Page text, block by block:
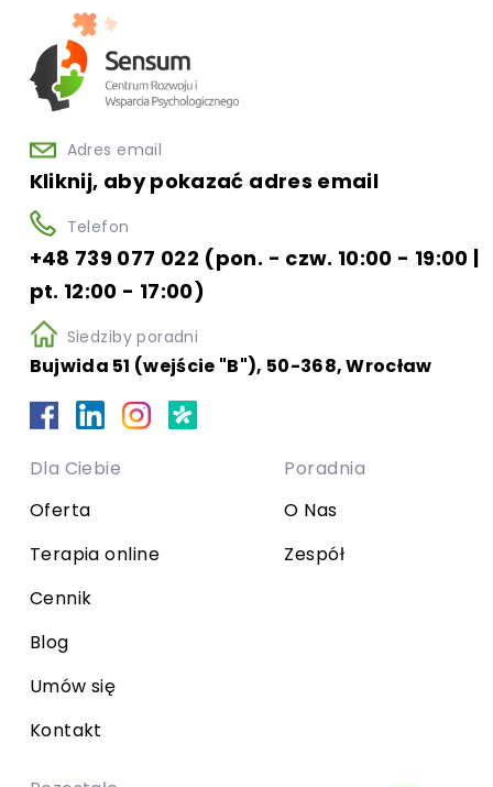
Adres email
Kliknij, aby pokazać adres email
Telefon
+48 739 077 022 (pon. - czw. 10:00 - 19:00 |
pt. 12:00 - 17:00)
Siedziby poradni
Bujwida 51 (wejście "B"), 50-368, Wrocław
Dla Ciebie
Oferta
Terapia online
Cennik
Blog
Umów się
Kontakt
Poradnia
O Nas
Zespół